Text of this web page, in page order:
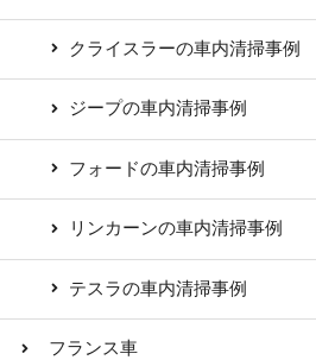
クライスラーの車内清掃事例
ジープの車内清掃事例
フォードの車内清掃事例
リンカーンの車内清掃事例
テスラの車内清掃事例
フランス車